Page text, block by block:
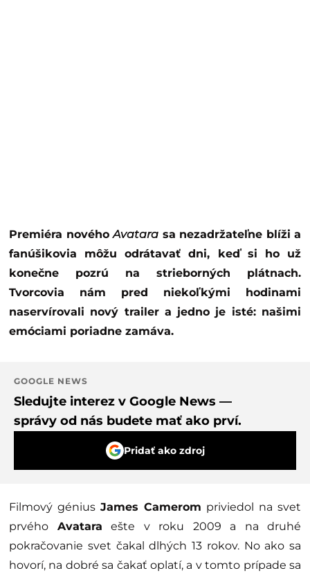
Premiéra novéhoAvatara sa nezadržateľne blíži a
fanúšikovia môžu odrátavať dni, keď si ho už
konečne pozrú na strieborných plátnach.
Tvorcovia nám pred niekoľkými hodinami
naservírovali nový trailer a jedno je isté: našimi
emóciami poriadne zamáva.
GOOGLE NEWS
Sledujte interez v Google News —
správy od nás budete mať ako prví.
Pridať ako zdroj
Filmový génius James Camerom priviedol na svet
prvého Avatara ešte v roku 2009 a na druhé
pokračovanie svet čakal dlhých 13 rokov. No ako sa
hovorí, na dobré sa čakať oplatí, a v tomto prípade sa